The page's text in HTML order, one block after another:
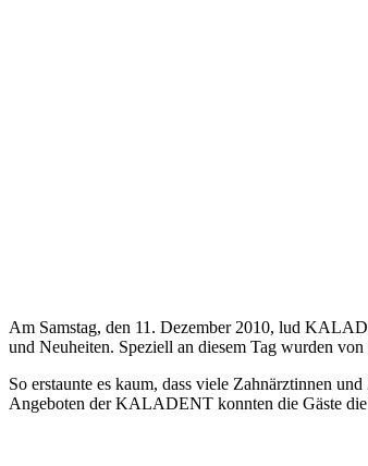
Am Samstag, den 11. Dezember 2010, lud
und Neuheiten. Speziell an diesem Tag wurden
So erstaunte es kaum, dass viele Zahnärztinnen
Angeboten der KALADENT konnten die Gäste